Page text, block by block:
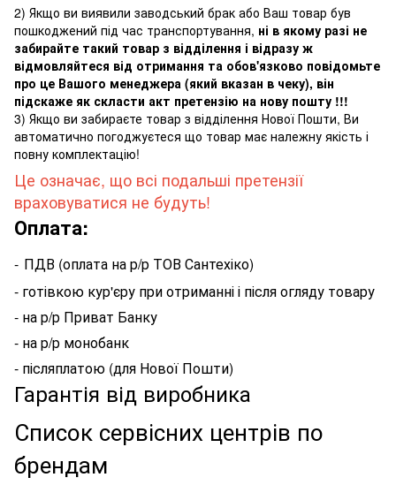
2) Якщо ви виявили заводський брак або Ваш товар був
пошкоджений під час транспортування, ні в якому разі не
забирайте такий товар з відділення і відразу ж
відмовляйтеся від отримання та обов'язково повідомьте
про це Вашого менеджера (який вказан в чеку), він
підскаже як скласти акт претензію на нову пошту !!!
3) Якщо ви забираєте товар з відділення Нової Пошти, Ви
автоматично погоджуєтеся що товар має належну якість і
повну комплектацію!
Це означає, що всі подальші претензії
враховуватися не будуть!
Оплата:
- ПДВ (оплата на р/р ТОВ Сантехіко)
- готівкою кур'єру при отриманні і після огляду товару
- на р/р Приват Банку
- на р/р монобанк
- післяплатою (для Нової Пошти)
Гарантія від виробника
Список сервісних центрів по
брендам